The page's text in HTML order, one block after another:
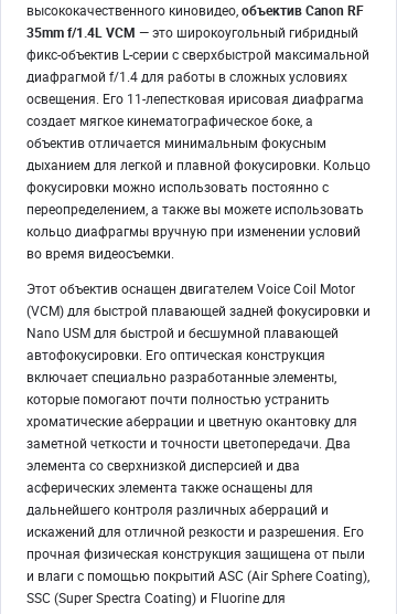
высококачественного киновидео, объектив Canon RF
35mm f/1.4L VCM — это широкоугольный гибридный
фикс-объектив L-серии с сверхбыстрой максимальной
диафрагмой f/1.4 для работы в сложных условиях
освещения. Его 11-лепестковая ирисовая диафрагма
создает мягкое кинематографическое боке, а
объектив отличается минимальным фокусным
дыханием для легкой и плавной фокусировки. Кольцо
фокусировки можно использовать постоянно с
переопределением, а также вы можете использовать
кольцо диафрагмы вручную при изменении условий
во время видеосъемки.
Этот объектив оснащен двигателем Voice Coil Motor
(VCM) для быстрой плавающей задней фокусировки и
Nano USM для быстрой и бесшумной плавающей
автофокусировки. Его оптическая конструкция
включает специально разработанные элементы,
которые помогают почти полностью устранить
хроматические аберрации и цветную окантовку для
заметной четкости и точности цветопередачи. Два
элемента со сверхнизкой дисперсией и два
асферических элемента также оснащены для
дальнейшего контроля различных аберраций и
искажений для отличной резкости и разрешения. Его
прочная физическая конструкция защищена от пыли
и влаги с помощью покрытий ASC (Air Sphere Coating),
SSC (Super Spectra Coating) и Fluorine для